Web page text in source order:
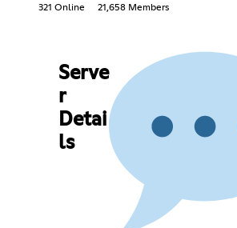
321 Online 21,658 Members
Serve
r
Detai
ls